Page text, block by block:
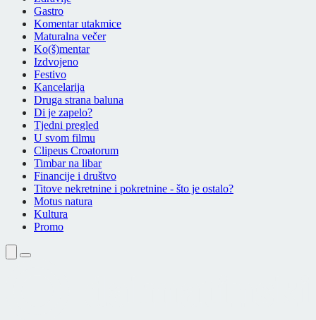
Gastro
Komentar utakmice
Maturalna večer
Ko(š)mentar
Izdvojeno
Festivo
Kancelarija
Druga strana baluna
Di je zapelo?
Tjedni pregled
U svom filmu
Clipeus Croatorum
Timbar na libar
Financije i društvo
Titove nekretnine i pokretnine - što je ostalo?
Motus natura
Kultura
Promo